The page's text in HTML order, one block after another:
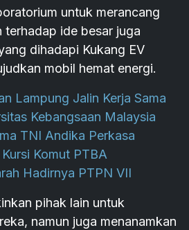
untuk merancang
terhadap ide besar juga
dihadapi Kukang EV
mobil hemat energi.
Lampung Jalin Kerja Sama
Kebangsaan Malaysia
TNI Andika Perkasa
Komut PTBA
Hadirnya PTPN VII
pihak lain untuk
namun juga menanamkan